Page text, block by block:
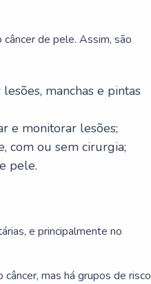
de pele. Assim, são
manchas e pintas
e monitorar lesões;
com ou sem cirurgia;
pele.
e principalmente no
mas há grupos de risco